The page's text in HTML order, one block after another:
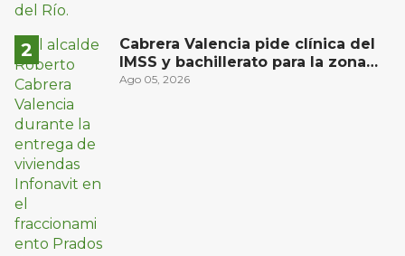
Cabrera Valencia pide clínica del
IMSS y bachillerato para la zona
oriente de San Juan del Río
Ago 05, 2026